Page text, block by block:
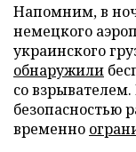
Напомним, в
немецкого
украинского
обнаружили
со
безопасностью
временно